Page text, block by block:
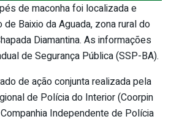
de maconha foi localizada e
Baixio da Aguada, zona rural do
Diamantina. As informações
de Segurança Pública (SSP-BA).
de ação conjunta realizada pela
de Polícia do Interior (Coorpin
Independente de Polícia